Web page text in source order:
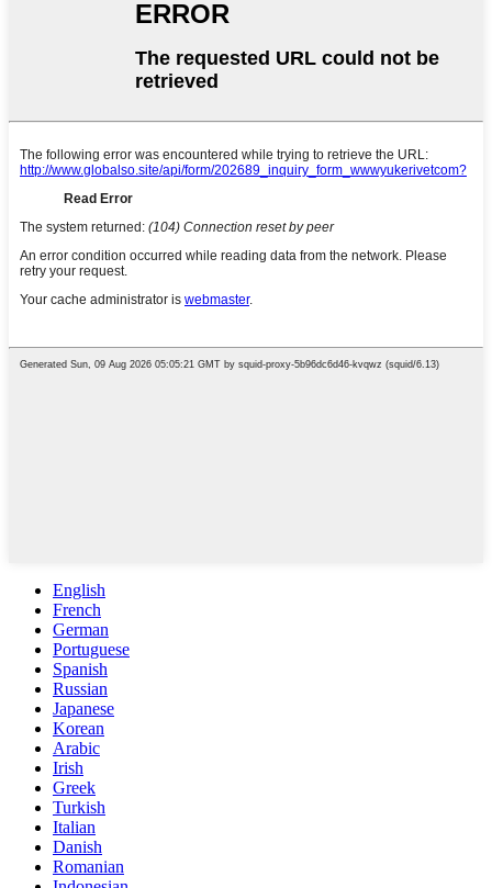
English
French
German
Portuguese
Spanish
Russian
Japanese
Korean
Arabic
Irish
Greek
Turkish
Italian
Danish
Romanian